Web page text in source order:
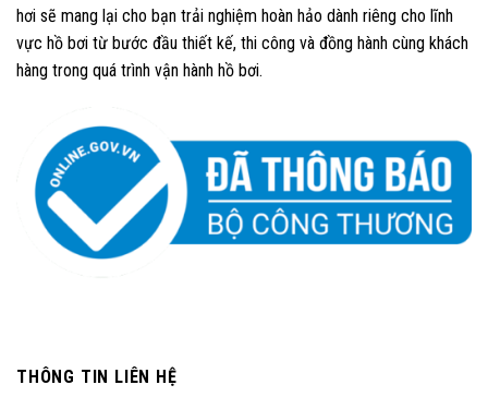
hơi sẽ mang lại cho bạn trải nghiệm hoàn hảo dành riêng cho lĩnh
vực hồ bơi từ bước đầu thiết kế, thi công và đồng hành cùng khách
hàng trong quá trình vận hành hồ bơi.
THÔNG TIN LIÊN HỆ